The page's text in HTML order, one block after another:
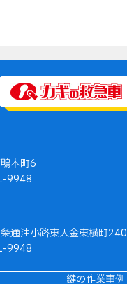
本町6
9948
通油小路東入金東横町240
9948
鍵の作業事